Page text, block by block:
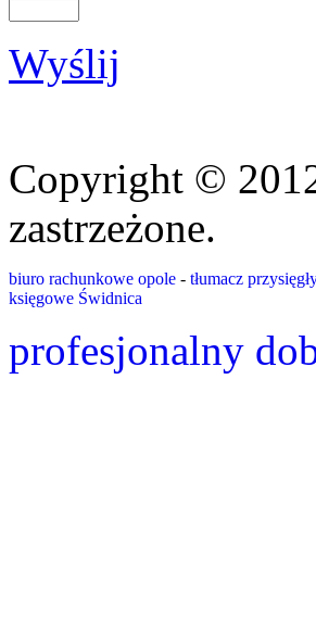
Wyślij
Copyright ©
zastrzeżone.
biuro rachunkowe opole - tłumacz
księgowe Świdnica
profesjonalny